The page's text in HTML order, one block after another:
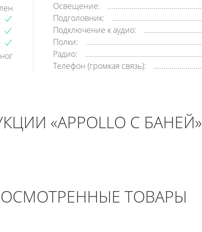
Освещение:
Подголовник:
Подключение к аудио:
Полки:
Радио:
Телефон (громкая связь):
«APPOLLO С БАНЕЙ»
ТОВАРЫ